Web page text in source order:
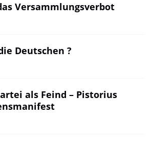
Versammlungsverbot
Deutschen ?
als Feind – Pistorius